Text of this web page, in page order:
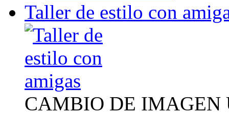
Taller de estilo con
CAMBIO DE IMAGEN